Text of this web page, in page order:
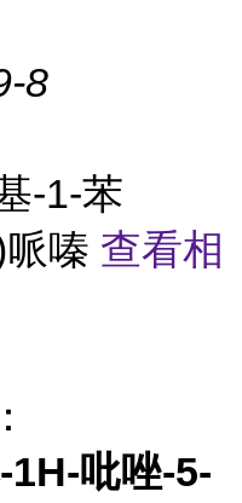
8
-1-苯
嗪 查看相
1H-吡唑-5-